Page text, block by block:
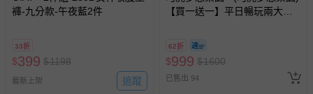
褲-九分款-午夜藍2件
33折
$399 $1198
最新上架 追蹤
【買一送一】平日暢玩兩大一
2026/10/16 正券逾期視同現金
券使用
62折
$999 $1600
已售出 94